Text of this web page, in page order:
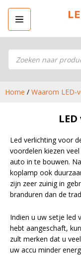
Producten
zoeken
LED Guide
Stel je eigen LED-pakket
LED
LED
LED
LED
LED
LED
LED flitsers
LED
LED Hal,-
LED
Overige
Ga terug
LED Guide
LED koplampen
LED
LED
LED
LED flitsers
LED verstralers
LED sprayleds
LED Hal,- stal-
LED
Overige
Home / Waarom LED-
Led verlichting voor
voordelen kiezen
auto in te bouwen.
koplamp ook
zijn zeer zuinig in
branduren dan de
Indien u uw setje led
hebt aangeschaft,
zult merken dat u
uw accu minder